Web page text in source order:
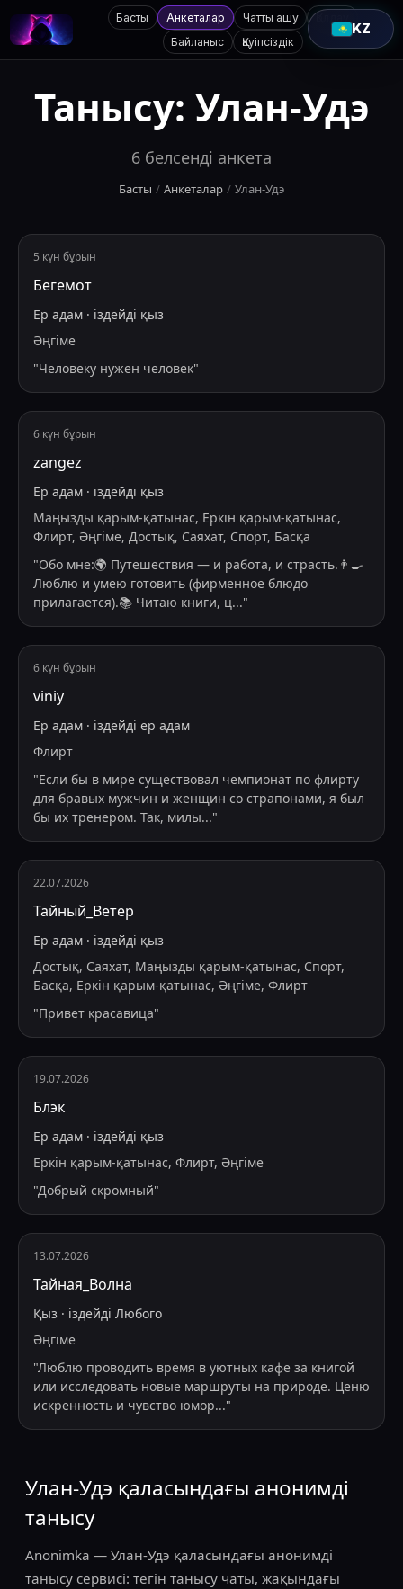
Басты Анкеталар Чатты ашу
Қолдау
Байланыс
Қауіпсіздік
KZ
Танысу: Улан-Удэ
6 белсенді анкета
Басты / Анкеталар / Улан-Удэ
5 күн бұрын
Бегемот
Ер адам · іздейді қыз
Әңгіме
"Человеку нужен человек"
6 күн бұрын
zangez
Ер адам · іздейді қыз
Маңызды қарым-қатынас, Еркін қарым-қатынас,
Флирт, Әңгіме, Достық, Саяхат, Спорт, Басқа
"Обо мне:🌍 Путешествия — и работа, и страсть.👨‍🍳
Люблю и умею готовить (фирменное блюдо
прилагается).📚 Читаю книги, ц..."
6 күн бұрын
viniy
Ер адам · іздейді ер адам
Флирт
"Если бы в мире существовал чемпионат по флирту
для бравых мужчин и женщин со страпонами, я был
бы их тренером. Так, милы..."
22.07.2026
Тайный_Ветер
Ер адам · іздейді қыз
Достық, Саяхат, Маңызды қарым-қатынас, Спорт,
Басқа, Еркін қарым-қатынас, Әңгіме, Флирт
"Привет красавица"
19.07.2026
Блэк
Ер адам · іздейді қыз
Еркін қарым-қатынас, Флирт, Әңгіме
"Добрый скромный"
13.07.2026
Тайная_Волна
Қыз · іздейді Любого
Әңгіме
"Люблю проводить время в уютных кафе за книгой
или исследовать новые маршруты на природе. Ценю
искренность и чувство юмор..."
Улан-Удэ қаласындағы анонимді
танысу
Anonimka — Улан-Удэ қаласындағы анонимді
танысу сервисі: тегін танысу чаты, жақындағы